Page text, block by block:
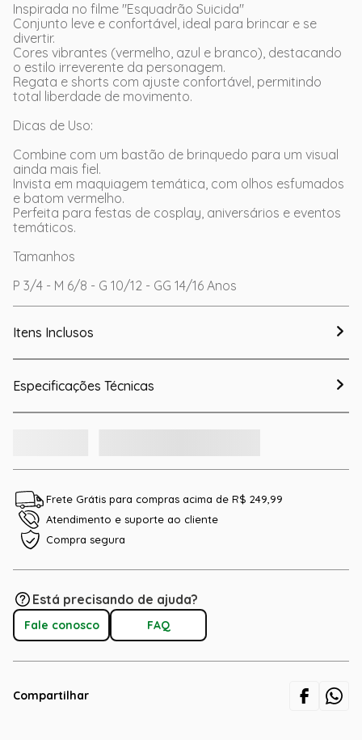
Inspirada no filme "Esquadrão Suicida"
Conjunto leve e confortável, ideal para brincar e se
divertir.
Cores vibrantes (vermelho, azul e branco), destacando
o estilo irreverente da personagem.
Regata e shorts com ajuste confortável, permitindo
total liberdade de movimento.
Dicas de Uso:
Combine com um bastão de brinquedo para um visual
ainda mais fiel.
Invista em maquiagem temática, com olhos esfumados
e batom vermelho.
Perfeita para festas de cosplay, aniversários e eventos
temáticos.
Tamanhos
P 3/4 - M 6/8 - G 10/12 - GG 14/16 Anos
Itens Inclusos
Especificações Técnicas
Frete Grátis para compras acima de R$ 249,99
Atendimento e suporte ao cliente
Compra segura
Está precisando de ajuda?
Fale conosco FAQ
Compartilhar